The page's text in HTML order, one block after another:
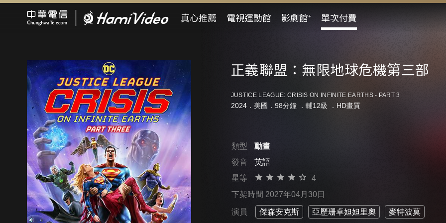
真心推薦 電視運動館 影劇館⁺ 單次付費
正義聯盟：無限地球危機第三部
JUSTICE LEAGUE: CRISIS ON INFINITE EARTHS - PART 3
2024．美國．98分鐘 ． 輔12級 ．HD畫質
類型
動畫
發音
英語
星等
4
下架時間 2027年04月30日
演員 傑森安克斯 亞歷珊卓妲妲里奧 麥特波莫